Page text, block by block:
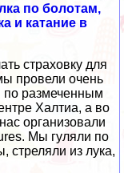
по болотам,
и катание в
страховку для
провели очень
по размеченным
Халтиа, а во
организовали
Мы гуляли по
стреляли из лука,